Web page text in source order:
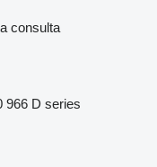
consulta
966 D series